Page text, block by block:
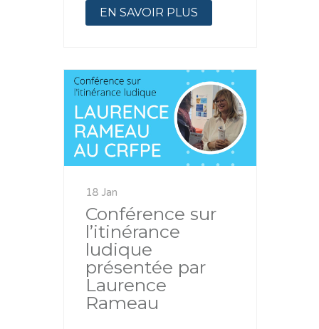
EN SAVOIR PLUS
18 Jan
Conférence sur
l’itinérance
ludique
présentée par
Laurence
Rameau